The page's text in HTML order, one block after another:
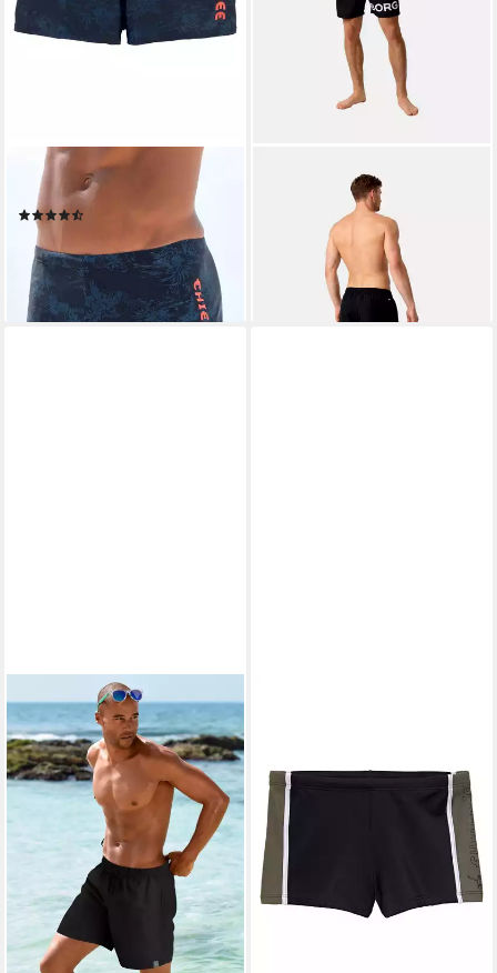
CHIEMSEE
Boxer-Badehose mit Print
34,99 €
lieferbar - in 1-2 Werktagen bei dir
Badeshorts Badeshorts
Swimshorts (1-St)
UVP 59,95 €
lieferbar - in 3-4 Werktagen bei dir